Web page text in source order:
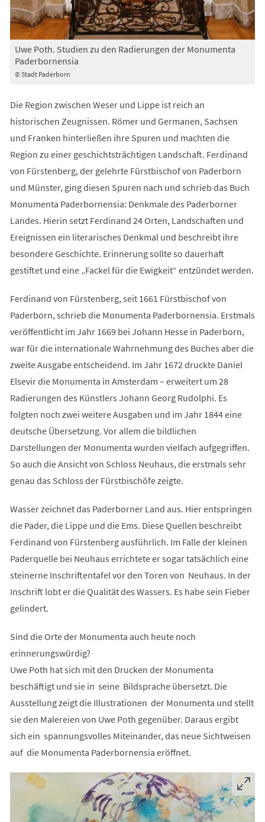
© Stadt Paderborn
Uwe Poth. Studien zu den Radierungen der Monumenta
Paderbornensia
Die Region zwischen Weser und Lippe ist reich an
historischen Zeugnissen. Römer und Germanen, Sachsen
und Franken hinterließen ihre Spuren und machten die
Region zu einer geschichtsträchtigen Landschaft. Ferdinand
von Fürstenberg, der gelehrte Fürstbischof von Paderborn
und Münster, ging diesen Spuren nach und schrieb das Buch
Monumenta Paderbornensia: Denkmale des Paderborner
Landes. Hierin setzt Ferdinand 24 Orten, Landschaften und
Ereignissen ein literarisches Denkmal und beschreibt ihre
besondere Geschichte. Erinnerung sollte so dauerhaft
gestiftet und eine „Fackel für die Ewigkeit“ entzündet werden.
Ferdinand von Fürstenberg, seit 1661 Fürstbischof von
Paderborn, schrieb die Monumenta Paderbornensia. Erstmals
veröffentlicht im Jahr 1669 bei Johann Hesse in Paderborn,
war für die internationale Wahrnehmung des Buches aber die
zweite Ausgabe entscheidend. Im Jahr 1672 druckte Daniel
Elsevir die Monumenta in Amsterdam – erweitert um 28
Radierungen des Künstlers Johann Georg Rudolphi. Es
folgten noch zwei weitere Ausgaben und im Jahr 1844 eine
deutsche Übersetzung. Vor allem die bildlichen
Darstellungen der Monumenta wurden vielfach aufgegriffen.
So auch die Ansicht von Schloss Neuhaus, die erstmals sehr
genau das Schloss der Fürstbischöfe zeigte.
Wasser zeichnet das Paderborner Land aus. Hier entspringen
die Pader, die Lippe und die Ems. Diese Quellen beschreibt
Ferdinand von Fürstenberg ausführlich. Im Falle der kleinen
Paderquelle bei Neuhaus errichtete er sogar tatsächlich eine
steinerne Inschriftentafel vor den Toren von Neuhaus. In der
Inschrift lobt er die Qualität des Wassers. Es habe sein Fieber
gelindert.
Sind die Orte der Monumenta auch heute noch
erinnerungswürdig?
Uwe Poth hat sich mit den Drucken der Monumenta
beschäftigt und sie in seine Bildsprache übersetzt. Die
Ausstellung zeigt die Illustrationen der Monumenta und stellt
sie den Malereien von Uwe Poth gegenüber. Daraus ergibt
sich ein spannungsvolles Miteinander, das neue Sichtweisen
auf die Monumenta Paderbornensia eröffnet.